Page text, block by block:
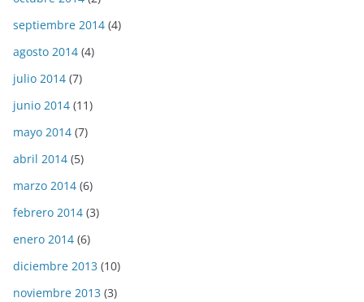
septiembre 2014 (4)
agosto 2014 (4)
julio 2014 (7)
junio 2014 (11)
mayo 2014 (7)
abril 2014 (5)
marzo 2014 (6)
febrero 2014 (3)
enero 2014 (6)
diciembre 2013 (10)
noviembre 2013 (3)